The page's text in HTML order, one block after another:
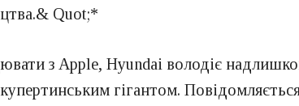
Quot;*
з Apple, Hyundai володіє
гігантом.